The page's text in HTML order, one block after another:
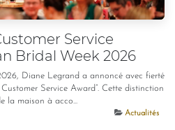
Service
Bridal Week 2026
Diane Legrand a annoncé avec fierté
Service Award”. Cette distinction
la maison à acco...
Actualités